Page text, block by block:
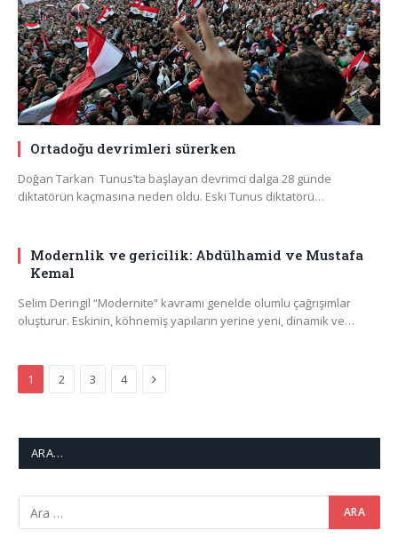
Ortadoğu devrimleri sürerken
Doğan Tarkan Tunus’ta başlayan devrimci dalga 28 günde
diktatörün kaçmasına neden oldu. Eski Tunus diktatörü…
Modernlik ve gericilik: Abdülhamid ve Mustafa
Kemal
Selim Deringil “Modernite” kavramı genelde olumlu çağrışımlar
oluşturur. Eskinin, köhnemiş yapıların yerine yeni, dinamik ve…
1 2 3 4 Next
ARA…